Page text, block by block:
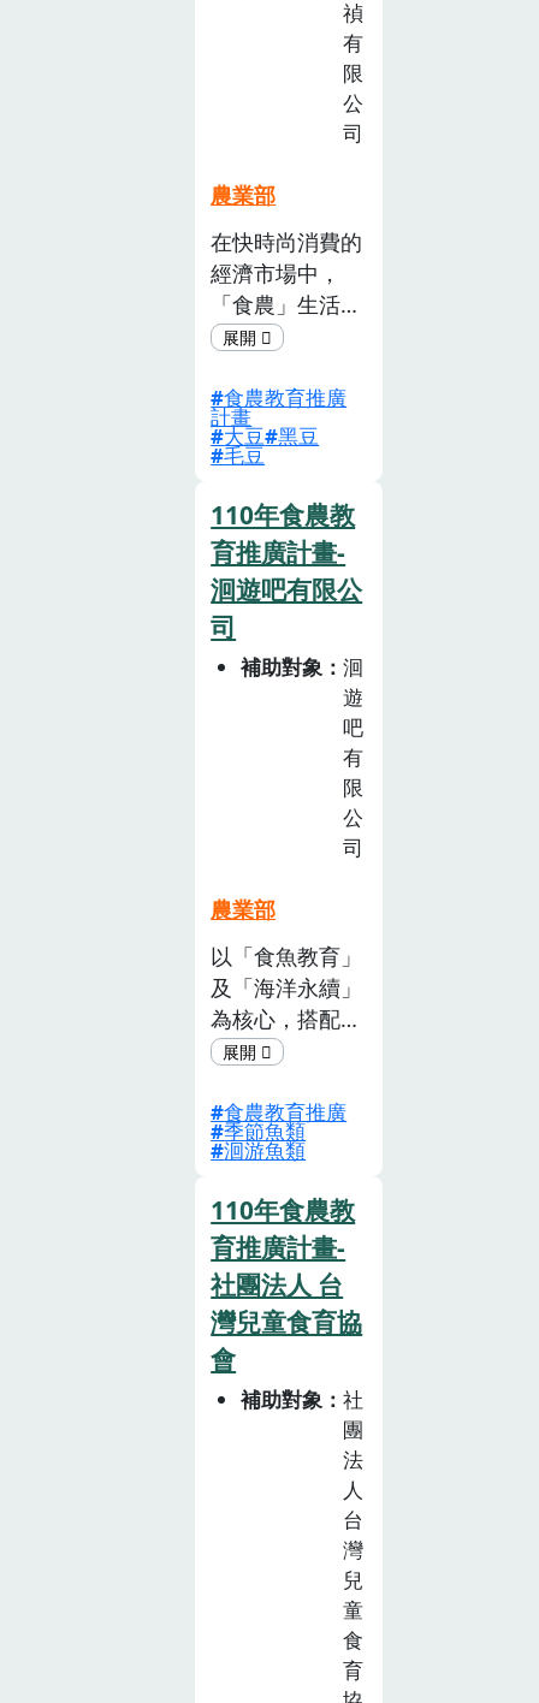
水產、香料、食
材、烹調方式與
飲食文化。同時
製作節目手冊，
工作者能活用，
擴大廣播劇之效
益。 製作出的
影音教材讓營養
師能透過節目手
冊之食譜，發展
的午餐5套，並
實際 於午餐時
間播放，讓孩子
品嘗到東南亞料
理，同時一邊收
聽廣播劇體會來
自南 洋的滋味
新感受，與臺灣
這塊土地上的新
朋友，擁有更進
禎
有
限
公
司
農業部
在快時尚消費的
經濟市場中，
「食農」生活行
動不僅再次啟動
的連結， 更透
過每日的餐桌飲
食建立區域社群
一個校家親師共
同參與實踐的食
農行動_國產大
豆五感學習方案
• 從田野生產到
消費社群的連結
_國產大豆農食
育的循環行動•
食農內涵建立與
擴散_全民擁有
選食力素養，支
持國產糧食是對
國家最大的愛
食農教育推廣
計畫
大豆 黑豆
毛豆
110年食農教
育推廣計畫-
洄遊吧有限公
司
補助對象
洄
遊
吧
有
限
公
司
農業部
以「食魚教育」
及「海洋永續」
為核心，搭配計
劃內的食魚教育
導式食魚教育互
動教材，帶領大
大海到餐桌的過
程。
食農教育推廣
季節魚類
洄游魚類
110年食農教
育推廣計畫-
社團法人 台
灣兒童食育協
會
補助對象
社
團
法
人
台
灣
兒
童
食
育